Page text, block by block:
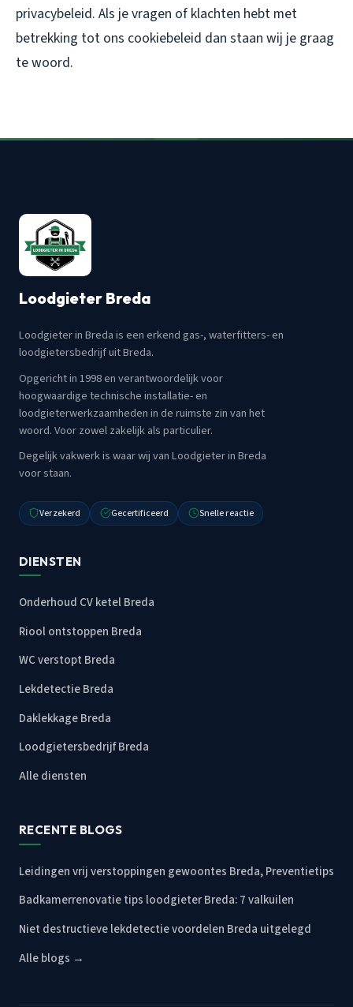
privacybeleid. Als je vragen of klachten hebt met
betrekking tot ons cookiebeleid dan staan wij je graag
te woord.
Loodgieter Breda
Loodgieter in Breda is een erkend gas-, waterfitters- en
loodgietersbedrijf uit Breda.
Opgericht in 1998 en verantwoordelijk voor
hoogwaardige technische installatie- en
loodgieterwerkzaamheden in de ruimste zin van het
woord. Voor zowel zakelijk als particulier.
Degelijk vakwerk is waar wij van Loodgieter in Breda
voor staan.
Verzekerd Gecertificeerd Snelle reactie
DIENSTEN
Onderhoud CV ketel Breda
Riool ontstoppen Breda
WC verstopt Breda
Lekdetectie Breda
Daklekkage Breda
Loodgietersbedrijf Breda
Alle diensten
RECENTE BLOGS
Leidingen vrij verstoppingen gewoontes Breda, Preventietips
Badkamerrenovatie tips loodgieter Breda: 7 valkuilen
Niet destructieve lekdetectie voordelen Breda uitgelegd
Alle blogs →